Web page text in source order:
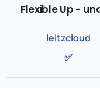
Flexible Up -
✅